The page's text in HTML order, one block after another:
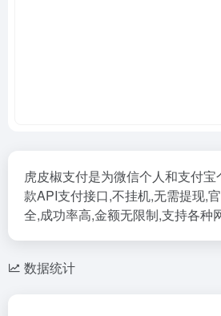
虎皮椒支付是为微信个人和支付
款API支付接口,不挂机,无需提现,
全,成功率高,金额无限制,支持各种
数据统计